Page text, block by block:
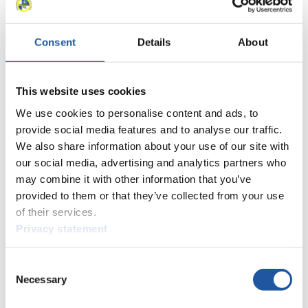
Consent Details About
This website uses cookies
We use cookies to personalise content and ads, to
provide social media features and to analyse our traffic.
We also share information about your use of our site with
our social media, advertising and analytics partners who
may combine it with other information that you’ve
provided to them or that they’ve collected from your use
of their services.
Privacy statement
Selection
Necessary
14
15
Ashley Farquharson (USA)
Elina Ieva Bota (LAT)
19
Emily Fischnaller (USA)
21
Diana Loginova (RUS)
22
Sigita Berzina (LAT)
23
Marion Oberhofer (ITA)
24
Trinity Ellis (CAN)
25
Raluca Stramaturaru (ROU)
26
Selina Egle (AUT)
27
30
Olena Smaha (UKR)
31